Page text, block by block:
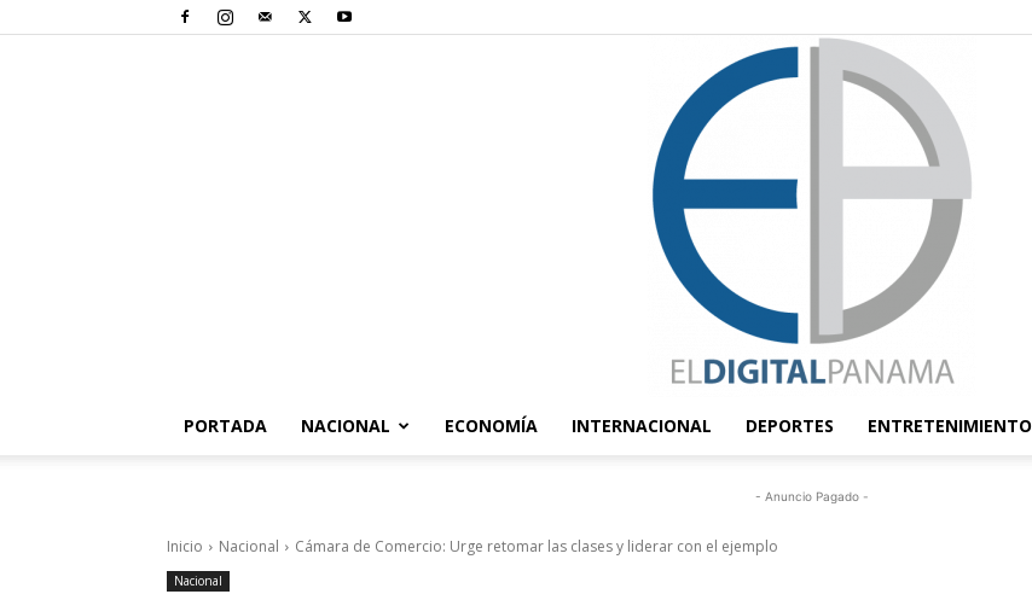
PORTADA NACIONAL ECONOMÍA INTERNACIONAL DEPORTES ENTRETENIMIENTO
- Anuncio Pagado -
Inicio Nacional Cámara de Comercio: Urge retomar las clases y liderar con el ejemplo
Nacional